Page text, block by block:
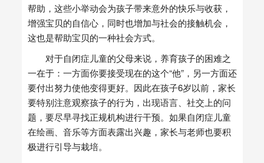
帮助，这些小举动会为孩子带来意外的快乐与收获，
增强宝贝的自信心，同时也增加与社会的接触机会，
这也是帮助宝贝的一种社会方式。
对于自闭症儿童的父母来说，养育孩子的困难之
一在于：一方面你要接受现在的这个“他”，另一方面还
要付出努力使他变得更好。因此在孩子6岁以前，家长
要特别注意观察孩子的行为，出现语言、社交上的问
题，要尽早寻找正规机构进行干预。如果自闭症儿童
在绘画、音乐等方面表露出兴趣，家长与老师也要积
极进行引导与栽培。